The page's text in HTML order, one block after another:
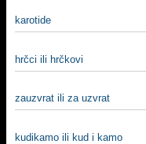
karotide
hrčci ili hrčkovi
zauzvrat ili za uzvrat
kudikamo ili kud i kamo